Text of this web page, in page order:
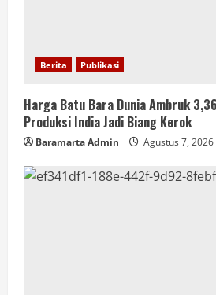
Berita Publikasi
Harga Batu Bara Dunia Ambruk
Produksi India Jadi Biang Kerok
Baramarta Admin Agustus 7, 2026